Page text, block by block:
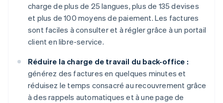
charge de plus de 25 langues, plus de 135 devises
et plus de 100 moyens de paiement. Les factures
sont faciles à consulter et à régler grâce à un portail
client en libre-service.
Réduire la charge de travail du back-office :
générez des factures en quelques minutes et
réduisez le temps consacré au recouvrement grâce
à des rappels automatiques et à une page de